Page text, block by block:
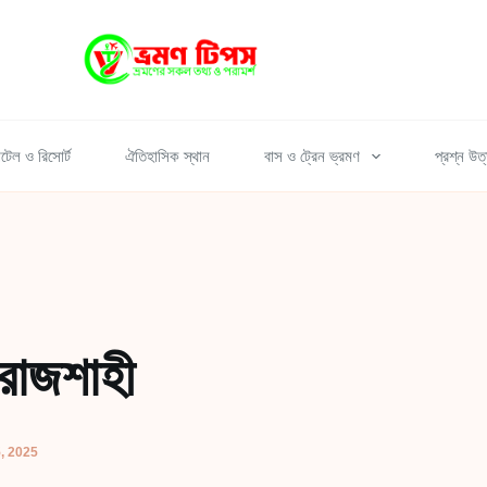
ও রিসোর্ট ঐতিহাসিক স্থান বাস ও ট্রেন ভ্রমণ প্রশ্ন
2025